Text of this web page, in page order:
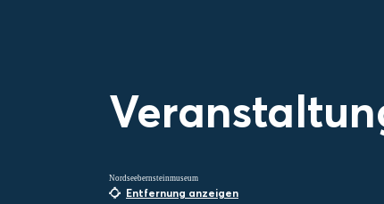
Nordseebernsteinmuseum
Entfernung anzeigen